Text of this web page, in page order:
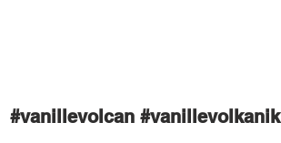
#vanillevolcan #vanillevolkanik